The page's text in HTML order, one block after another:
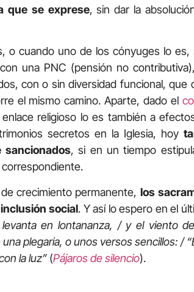
que se exprese, sin dar la
o cuando uno de los cónyuges lo es,
una PNC (pensión no
con o sin diversidad funcional, que
el mismo camino. Aparte, dado el
religioso lo es también a
secretos en la Iglesia, hoy
, si en un tiempo
correspondiente.
crecimiento permanente, los
social. Y así lo espero en el
en lontananza, / y el viento
plegaria, o unos versos sencillos: /
la luz” (Pájaros de silencio).